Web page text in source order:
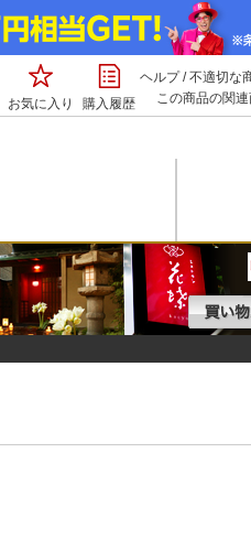
お気に入り 購入履歴
ヘルプ/不適切な
この商品の関連